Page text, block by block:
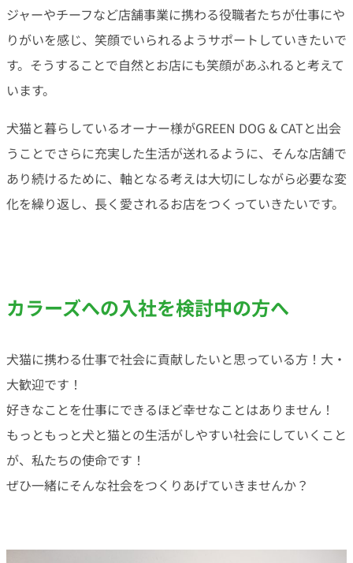
ジャーやチーフなど店舗事業に携わる役職者たちが仕事にや
りがいを感じ、笑顔でいられるようサポートしていきたいで
す。そうすることで自然とお店にも笑顔があふれると考えて
います。
犬猫と暮らしているオーナー様がGREEN DOG & CATと出会
うことでさらに充実した生活が送れるように、そんな店舗で
あり続けるために、軸となる考えは大切にしながら必要な変
化を繰り返し、長く愛されるお店をつくっていきたいです。
カラーズへの入社を検討中の方へ
犬猫に携わる仕事で社会に貢献したいと思っている方！大・
大歓迎です！
好きなことを仕事にできるほど幸せなことはありません！
もっともっと犬と猫との生活がしやすい社会にしていくこと
が、私たちの使命です！
ぜひ一緒にそんな社会をつくりあげていきませんか？